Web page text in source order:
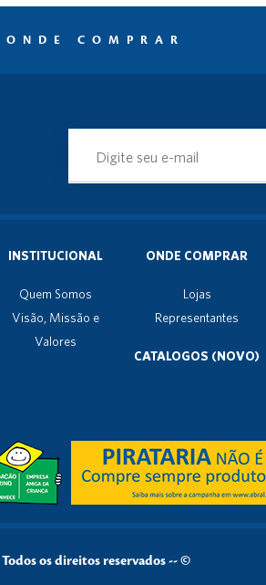
ONDE COMPRAR
INSTITUCIONAL
Quem Somos
Visão, Missão e
Valores
ONDE COMPRAR
Lojas
Representantes
CATALOGOS (NOVO)
Todos os direitos reservados -- ©